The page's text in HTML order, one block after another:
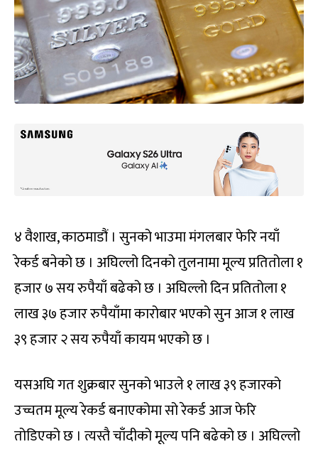
४ वैशाख, काठमाडौं । सुनको भाउमा मंगलबार फेरि नयाँ
रेकर्ड बनेको छ । अघिल्लो दिनको तुलनामा मूल्य प्रतितोला १
हजार ७ सय रुपैयाँ बढेको छ । अघिल्लो दिन प्रतितोला १
लाख ३७ हजार रुपैयाँमा कारोबार भएको सुन आज १ लाख
३९ हजार २ सय रुपैयाँ कायम भएको छ ।
यसअघि गत शुक्रबार सुनको भाउले १ लाख ३९ हजारको
उच्चतम मूल्य रेकर्ड बनाएकोमा सो रेकर्ड आज फेरि
तोडिएको छ । त्यस्तै चाँदीको मूल्य पनि बढेको छ । अघिल्लो